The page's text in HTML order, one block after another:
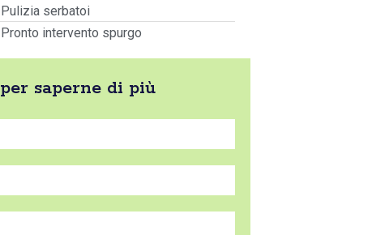
Pulizia serbatoi
Pronto intervento spurgo
saperne di più